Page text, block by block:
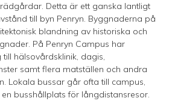
Detta är ett ganska lantligt
till byn Penryn. Byggnaderna på
blandning av historiska och
På Penryn Campus har
hälsovårdsklinik, dagis,
samt flera matställen och andra
Lokala bussar går ofta till campus,
busshållplats för långdistansresor.